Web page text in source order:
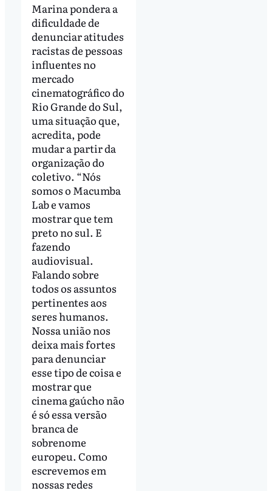
Marina pondera a
dificuldade de
denunciar atitudes
racistas de pessoas
influentes no
mercado
cinematográfico do
Rio Grande do Sul,
uma situação que,
acredita, pode
mudar a partir da
organização do
coletivo. “Nós
somos o Macumba
Lab e vamos
mostrar que tem
preto no sul. E
fazendo
audiovisual.
Falando sobre
todos os assuntos
pertinentes aos
seres humanos.
Nossa união nos
deixa mais fortes
para denunciar
esse tipo de coisa e
mostrar que
cinema gaúcho não
é só essa versão
branca de
sobrenome
europeu. Como
escrevemos em
nossas redes